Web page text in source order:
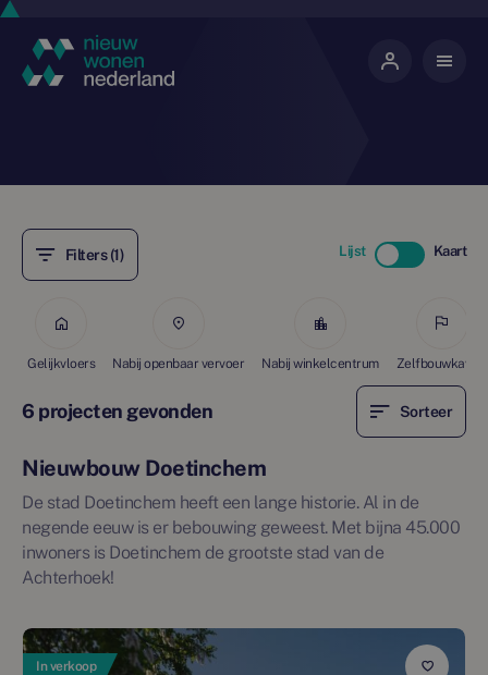
Filters (1) Lijst Kaart
Gelijkvloers Nabij openbaar vervoer Nabij winkelcentrum Zelfbouwkavels
6 projecten gevonden Sorteer
Nieuwbouw Doetinchem
De stad Doetinchem heeft een lange historie. Al in de
negende eeuw is er bebouwing geweest. Met bijna 45.000
inwoners is Doetinchem de grootste stad van de
Achterhoek!
In verkoop